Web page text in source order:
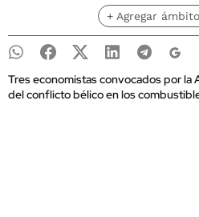
+ Agregar
Tres economistas convocados por la
del conflicto bélico en los